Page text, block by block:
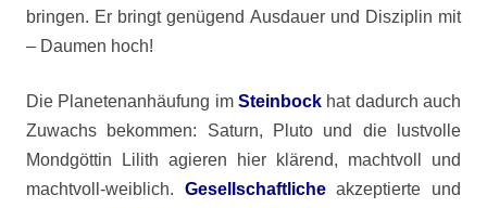
bringen. Er bringt genügend Ausdauer und Disziplin mit
– Daumen hoch!
Die Planetenanhäufung im Steinbock hat dadurch auch
Zuwachs bekommen: Saturn, Pluto und die lustvolle
Mondgöttin Lilith agieren hier klärend, machtvoll und
machtvoll-weiblich. Gesellschaftlicheakzeptierte und